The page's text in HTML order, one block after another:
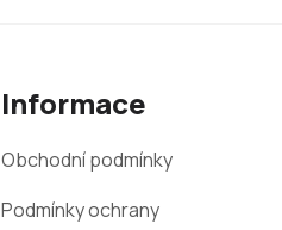
Informace
Obchodní podmínky
Podmínky ochrany